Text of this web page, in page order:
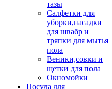
тазы
Салфетки для
уборки,насадки
для швабр и
тряпки для мытья
пола
Веники,совки и
щетки для пола
Окномойки
Посуда для